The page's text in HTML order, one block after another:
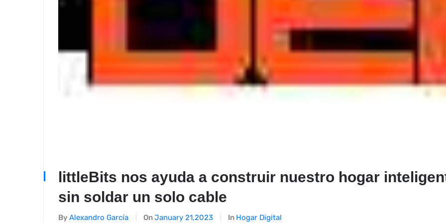
littleBits nos ayuda a construir nuestro hogar
sin soldar un solo cable
By Alexandro García OnJanuary 21,2023 In Hogar Digital